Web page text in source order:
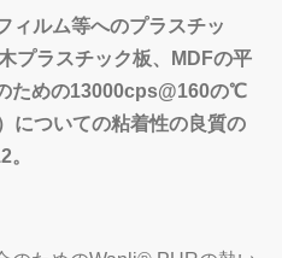
ィルム等へのプラスチッ
プラスチック板、MDFの平
ための13000cps@160の℃
についての粘着性の良質の